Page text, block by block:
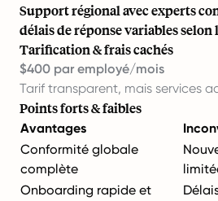
Support régional avec experts
délais de réponse variables selon
Tarification & frais cachés
$400 par employé/mois
Tarif transparent, mais services
Points forts & faibles
Avantages
Conformité globale
complète
Onboarding rapide et